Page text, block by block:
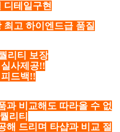
디테일구현
최고 하이엔드급 품질
리티 보장
사제공!!
드백!!
과 비교해도 따라올 수 없
리티
해 드리며 타샵과 비교 절